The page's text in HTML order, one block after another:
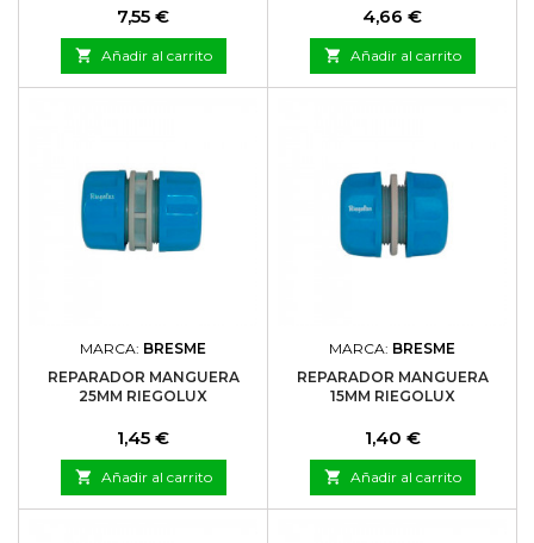
Precio
7,55 €
 Añadir al carrito
Precio
4,66 €
 Añadir al carrito
MARCA: BRESME
REPARADOR MANGUERA
25MM RIEGOLUX
Precio
1,45 €
 Añadir al carrito
MARCA: BRESME
REPARADOR MANGUERA
15MM RIEGOLUX
Precio
1,40 €
 Añadir al carrito